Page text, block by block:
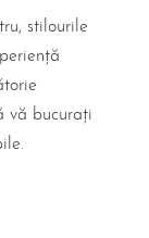
stilourile
vă bucurați